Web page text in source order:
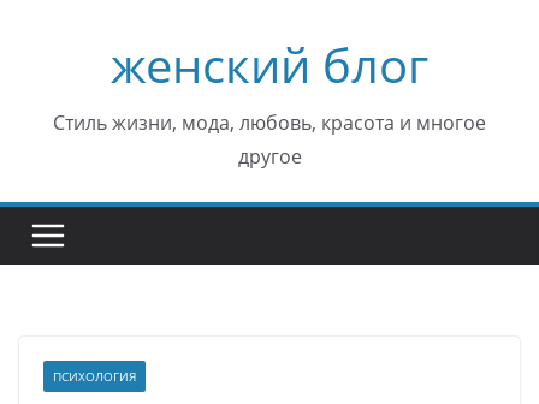
содержимомуженский блог
Стиль жизни, мода, любовь, красота и многое
другое
ПСИХОЛОГИЯ